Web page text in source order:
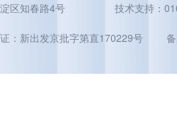
区知春路4号 技术支持：
：新出发京批字第直170229号